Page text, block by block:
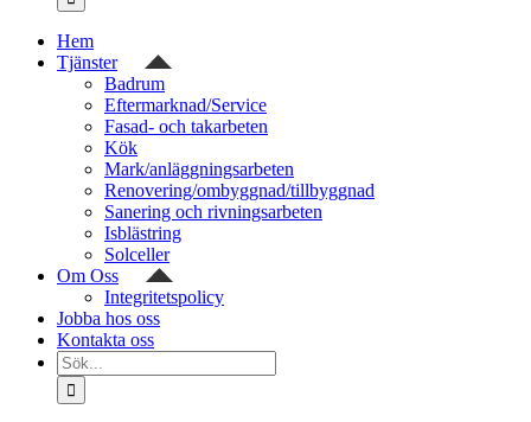
Hem
Tjänster
Badrum
Eftermarknad/Service
Fasad- och takarbeten
Kök
Mark/anläggningsarbeten
Renovering/ombyggnad/tillbyggnad
Sanering och rivningsarbeten
Isblästring
Solceller
Om Oss
Integritetspolicy
Jobba hos oss
Kontakta oss
Sök
efter: